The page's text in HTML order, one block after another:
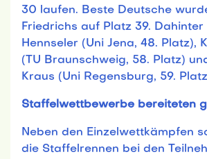
30 laufen. Beste Deutsche
Friedrichs auf Platz 39. Dahinter
Hennseler (Uni Jena, 48. Platz),
(TU Braunschweig, 58. Platz)
Kraus (Uni Regensburg, 59.
Staffelwettbewerbe bereiteten
Neben den Einzelwettkämpfen
die Staffelrennen bei den